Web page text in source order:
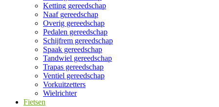
Ketting gereedschap
Naaf gereedschap
Overig gereedschap
Pedalen gereedschap
Schijfrem gereedschap
Spaak gereedschap
Tandwiel gereedschap
Trapas gereedschap
Ventiel gereedschap
Vorkuitzetters
Wielrichter
Fietsen